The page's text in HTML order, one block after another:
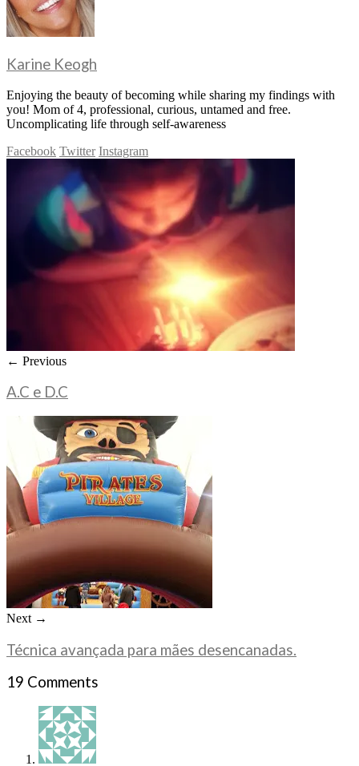
Karine Keogh
Enjoying the beauty of becoming while sharing my findings with
you! Mom of 4, professional, curious, untamed and free.
Uncomplicating life through self-awareness
Facebook Twitter Instagram
← Previous
A.C e D.C
Next →
Técnica avançada para mães desencanadas.
19 Comments